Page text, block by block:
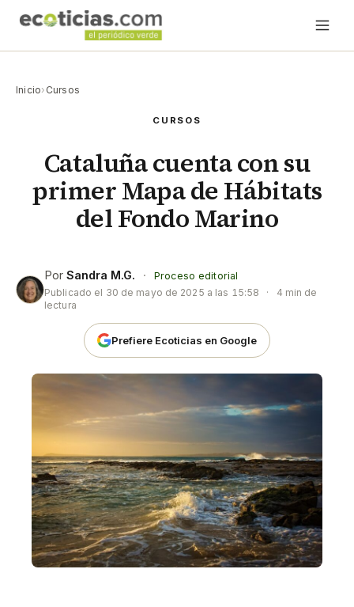
Inicio› Cursos
CURSOS
Cataluña cuenta con su
primer Mapa de Hábitats
del Fondo Marino
Por Sandra M.G. ·
Proceso editorial
Publicado el 30 de mayo de 2025 a las 15:58 ·
4 min de
lectura
Prefiere Ecoticias en Google